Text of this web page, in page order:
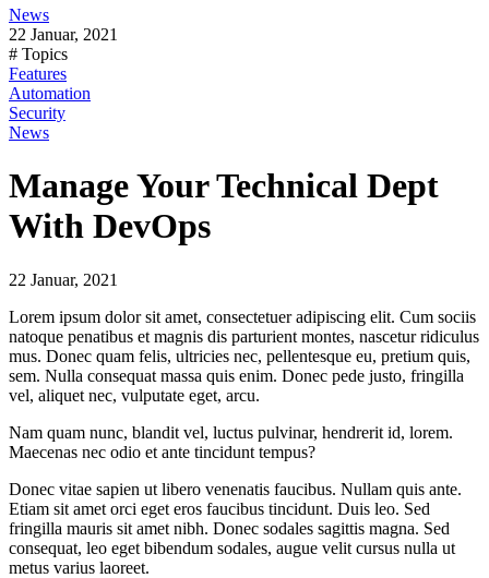
News
22 Januar, 2021
# Topics
Features
Automation
Security
News
Manage Your Technical Dept
With DevOps
22 Januar, 2021
Lorem ipsum dolor sit amet, consectetuer adipiscing elit. Cum sociis
natoque penatibus et magnis dis parturient montes, nascetur ridiculus
mus. Donec quam felis, ultricies nec, pellentesque eu, pretium quis,
sem. Nulla consequat massa quis enim. Donec pede justo, fringilla
vel, aliquet nec, vulputate eget, arcu.
Nam quam nunc, blandit vel, luctus pulvinar, hendrerit id, lorem.
Maecenas nec odio et ante tincidunt tempus?
Donec vitae sapien ut libero venenatis faucibus. Nullam quis ante.
Etiam sit amet orci eget eros faucibus tincidunt. Duis leo. Sed
fringilla mauris sit amet nibh. Donec sodales sagittis magna. Sed
consequat, leo eget bibendum sodales, augue velit cursus nulla ut
metus varius laoreet.